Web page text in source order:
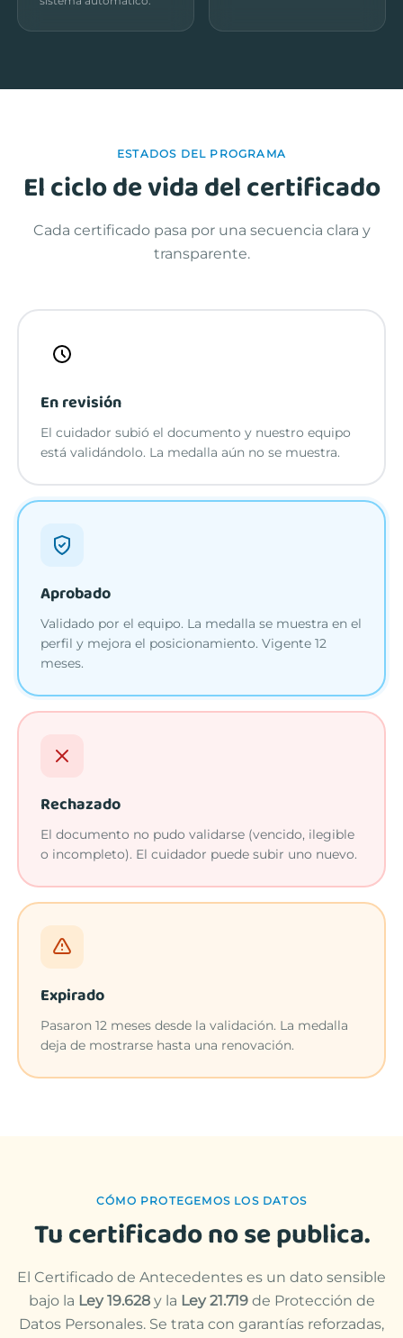
ESTADOS DEL PROGRAMA
El ciclo de vida del certificado
Cada certificado pasa por una secuencia clara y
transparente.
En revisión
El cuidador subió el documento y nuestro equipo
está validándolo. La medalla aún no se muestra.
Aprobado
Validado por el equipo. La medalla se muestra en el
perfil y mejora el posicionamiento. Vigente 12
meses.
Rechazado
El documento no pudo validarse (vencido, ilegible
o incompleto). El cuidador puede subir uno nuevo.
Expirado
Pasaron 12 meses desde la validación. La medalla
deja de mostrarse hasta una renovación.
CÓMO PROTEGEMOS LOS DATOS
Tu certificado no se publica.
El Certificado de Antecedentes es un dato sensible
bajo la Ley 19.628y la Ley 21.719de Protección de
Datos Personales. Se trata con garantías reforzadas,